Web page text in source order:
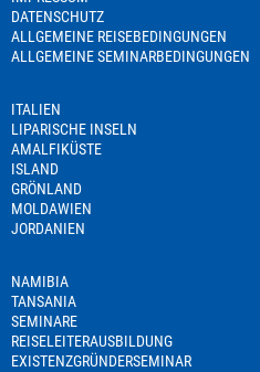
DATENSCHUTZ
ALLGEMEINE REISEBEDINGUNGEN
ALLGEMEINE SEMINARBEDINGUNGEN
ITALIEN
LIPARISCHE INSELN
AMALFIKÜSTE
ISLAND
GRÖNLAND
MOLDAWIEN
JORDANIEN
NAMIBIA
TANSANIA
SEMINARE
REISELEITERAUSBILDUNG
EXISTENZGRÜNDERSEMINAR